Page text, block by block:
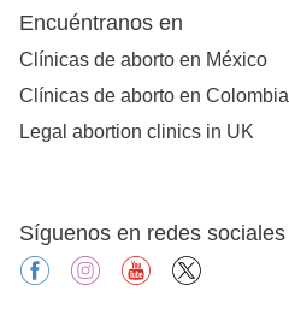
Encuéntranos en
Clínicas de aborto en México
Clínicas de aborto en Colombia
Legal abortion clinics in UK
Síguenos en redes sociales
facebookinstagramyoutube